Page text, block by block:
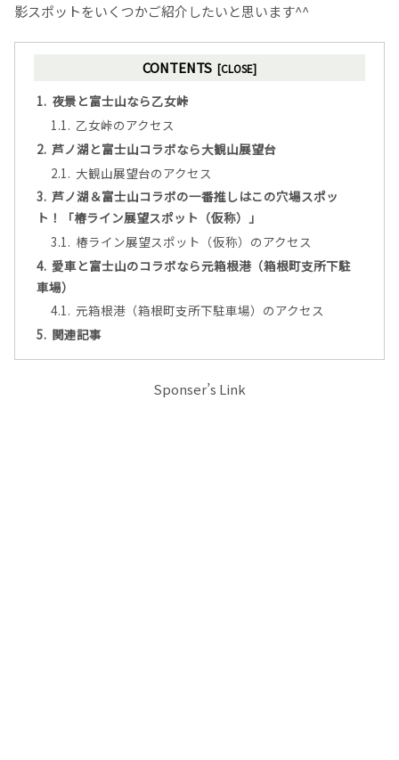
影スポットをいくつかご紹介したいと思います^^
CONTENTS
夜景と富士山なら乙女峠
乙女峠のアクセス
芦ノ湖と富士山コラボなら大観山展望台
大観山展望台のアクセス
芦ノ湖＆富士山コラボの一番推しはこの穴場スポッ
ト！「椿ライン展望スポット（仮称）」
椿ライン展望スポット（仮称）のアクセス
愛車と富士山のコラボなら元箱根港（箱根町支所下駐
車場）
元箱根港（箱根町支所下駐車場）のアクセス
関連記事
Sponser’s Link